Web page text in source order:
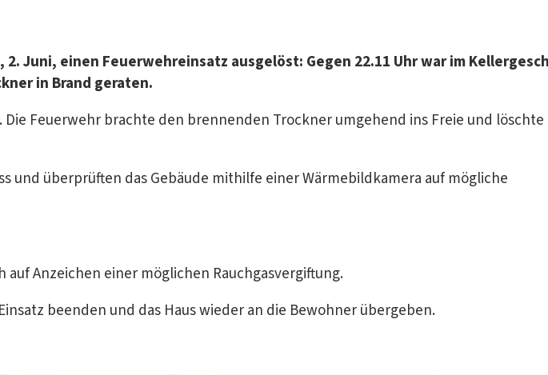
Juni, einen Feuerwehreinsatz ausgelöst: Gegen 22.11 Uhr war im
in Brand geraten.
Feuerwehr brachte den brennenden Trockner umgehend ins Freie und
überprüften das Gebäude mithilfe einer Wärmebildkamera auf mögliche
Anzeichen einer möglichen Rauchgasvergiftung.
beenden und das Haus wieder an die Bewohner übergeben.